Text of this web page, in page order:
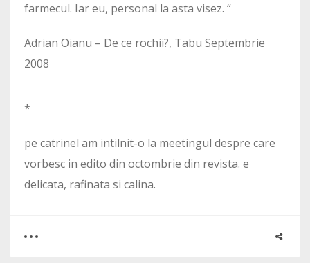
farmecul. Iar eu, personal la asta visez. “
Adrian Oianu – De ce rochii?, Tabu Septembrie
2008
*
pe catrinel am intilnit-o la meetingul despre care
vorbesc in edito din octombrie din revista. e
delicata, rafinata si calina.